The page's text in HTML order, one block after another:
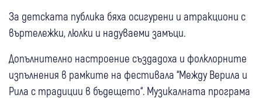
За детската публика бяха осигурени и атракциони с
въртележки, люлки и надуваеми замъци.
Допълнително настроение създадоха и фолклорните
изпълнения в рамките на фестивала “Между Верила и
Рила с традиции в бъдещето“. Музикалната програма